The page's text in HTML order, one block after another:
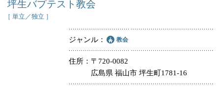
坪生バプテスト教会
［ 単立／独立 ］
ジャンル 教会
住所
〒720-0082
広島県 福山市 坪生町1781-16